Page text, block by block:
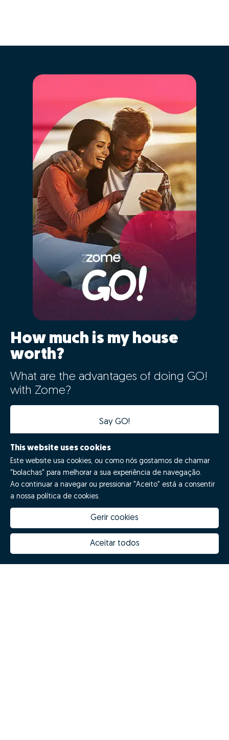
How much is my house
worth?
What are the advantages of doing GO!
with Zome?
Say GO!
How much is my house worth
Why choose Zome
Prizes
Zome Innovation
Hubs Zome
Contacts
This website uses cookies
Este website usa cookies, ou como nós gostamos de chamar
"bolachas" para melhorar a sua experiência de navegação.
Ao continuar a navegar ou pressionar "Aceito" está a consentir
a nossa política de cookies.
Gerir cookies
Aceitar todos